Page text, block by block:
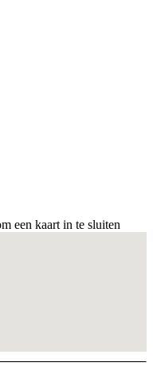
een kaart in te sluiten